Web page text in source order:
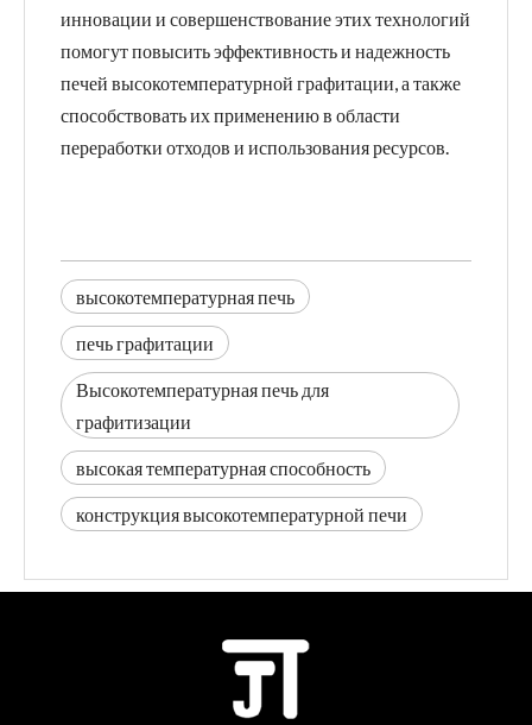
инновации и совершенствование этих технологий
помогут повысить эффективность и надежность
печей высокотемпературной графитации, а также
способствовать их применению в области
переработки отходов и использования ресурсов.
высокотемпературная печь
печь графитации
Высокотемпературная печь для
графитизации
высокая температурная способность
конструкция высокотемпературной печи